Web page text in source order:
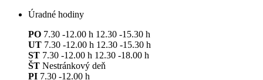
Úradné hodiny
PO 7.30 -12.00 h 12.30 -15.30 h
UT 7.30 -12.00 h 12.30 -15.30 h
ST 7.30 -12.00 h 12.30 -18.00 h
ŠT Nestránkový deň
PI 7.30 -12.00 h